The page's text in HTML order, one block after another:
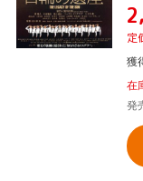
定
獲
在
発